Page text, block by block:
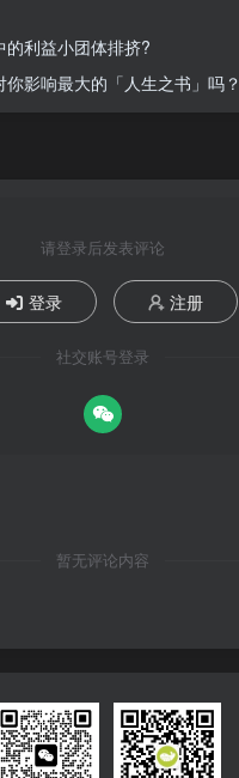
的利益小团体排挤?
影响最大的「人生之书」吗？
请登录后发表评论
登录 注册
社交账号登录
暂无评论内容